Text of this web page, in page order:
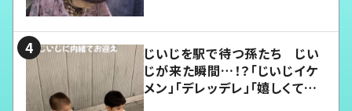
じいじを駅で待つ孫たち じい
じが来た瞬間…！？「じいじイケ
メン」「デレッデレ」「嬉しくて可